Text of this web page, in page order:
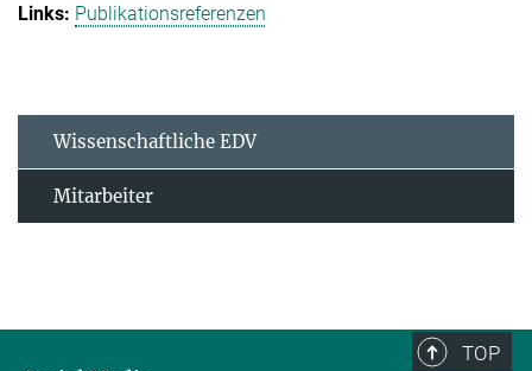
Publikationsreferenzen
Wissenschaftliche EDV
Mitarbeiter
TOP